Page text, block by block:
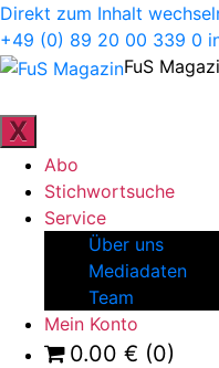
Direkt zum Inhalt
+49 (0) 89 20 00 339 0
FuS
X
Abo
Stichwortsuche
Service
Über uns
Mediadaten
Team
Mein Konto
0.00 € (0)